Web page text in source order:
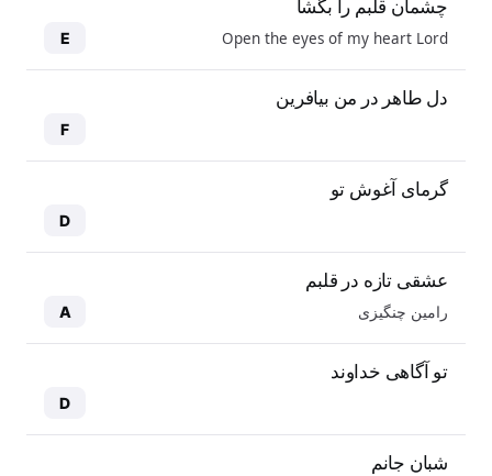
چشمان قلبم را بگشا
Open the eyes of my heart Lord
E
دل طاهر در من بیافرین
F
گرمای آغوش تو
D
عشقی تازه در قلبم
رامین چنگیزی A
تو آگاهی خداوند
D
شبان جانم